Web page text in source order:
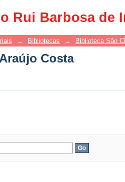
Rui Barbosa de
Costa
→ Bibliotecas → Biblioteca São
Costa